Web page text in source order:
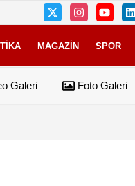
MAGAZIN SPOR
şirketlerine sınırlama geldi
Galeri Foto Galeri